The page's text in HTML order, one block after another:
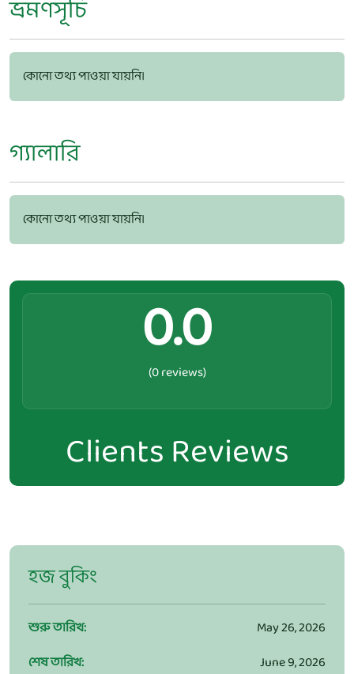
ভ্রমণসূচি
কোনো তথ্য পাওয়া যায়নি।
গ্যালারি
কোনো তথ্য পাওয়া যায়নি।
0.0
(0 reviews)
Clients Reviews
হজ বুকিং
শুরু তারিখ:
May 26, 2026
শেষ তারিখ:
June 9, 2026